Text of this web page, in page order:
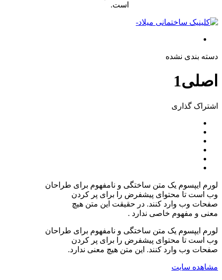
است.
دسته بندی نشده
اصلی1
اشتراک ‌گذاری
لورم ایپسوم یک متن ساختگی و نامفهوم برای طراحان
وب است تا محتوای پیشفرض را برای پر کردن
صفحات وب وارد کنند. در حقیقت این متن هیچ
معنی و مفهوم خاصی ندارد .
لورم ایپسوم یک متن ساختگی و نامفهوم برای طراحان
وب است تا محتوای پیشفرض را برای پر کردن
صفحات وب وارد کنند. این متن هیچ معنی ندارد.
مشاهده سایت